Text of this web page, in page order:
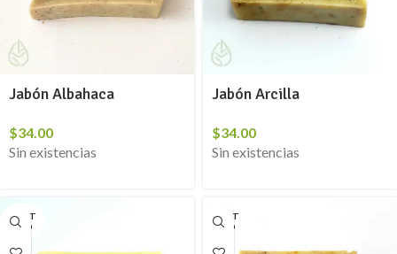
Jabón Albahaca
$34.00
Sin existencias
Jabón Arcilla
$34.00
Sin existencias
AGOT
ADO
AGOT
ADO